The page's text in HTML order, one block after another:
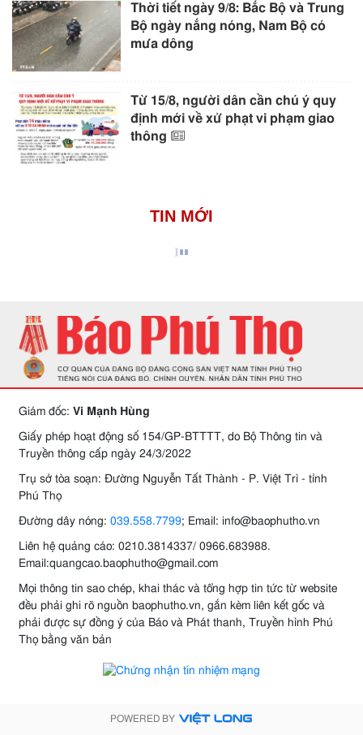
Thời tiết ngày 9/8: Bắc Bộ và Trung
Bộ ngày nắng nóng, Nam Bộ có
mưa dông
Từ 15/8, người dân cần chú ý quy
định mới về xử phạt vi phạm giao
thông
TIN MỚI
Giám đốc: Vi Mạnh Hùng
Giấy phép hoạt động số 154/GP-BTTTT, do Bộ Thông tin và
Truyền thông cấp ngày 24/3/2022
Trụ sở tòa soạn: Đường Nguyễn Tất Thành - P. Việt Trì - tỉnh
Phú Thọ
Đường dây nóng: 039.558.7799; Email: info@baophutho.vn
Liên hệ quảng cáo: 0210.3814337/ 0966.683988.
Email:quangcao.baophutho@gmail.com
Mọi thông tin sao chép, khai thác và tổng hợp tin tức từ website
đều phải ghi rõ nguồn baophutho.vn, gắn kèm liên kết gốc và
phải được sự đồng ý của Báo và Phát thanh, Truyền hình Phú
Thọ bằng văn bản
POWERED BY